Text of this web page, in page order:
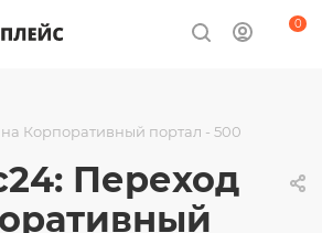
0
Корпоративный портал - 500
Переход